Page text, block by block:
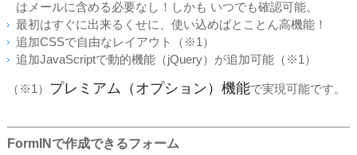
はメールに含める必要なし！しかも いつでも確認可能。
最初はすぐに出来るくせに、使い込めばとことん高機能！
追加CSSで自由なレイアウト（※1）
追加JavaScriptで動的機能（jQuery）が追加可能（※1）
（※1） プレミアム（オプション）機能で実現可能です。
FormINで作成できるフォーム